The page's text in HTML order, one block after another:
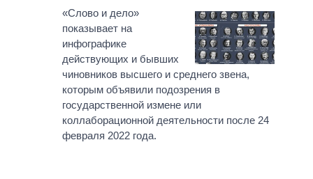
КАБИНЕТ МИНИСТРОВ
ГЛАВЫ ОБЛАДМИНИСТРАЦИЙ
МЭРЫ
ВСЕ ПЕРСОНЫ
СРАВНЕНИЕ ПОЛИТИКОВ
«Слово и дело»
показывает на
инфографике
действующих и бывших
чиновников высшего и среднего звена,
которым объявили подозрения в
государственной измене или
коллаборационной деятельности после 24
февраля 2022 года.